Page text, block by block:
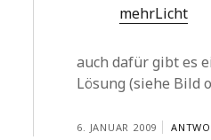
mehrLicht
auch dafür gibt es
Lösung (siehe Bild
6. JANUAR 2009